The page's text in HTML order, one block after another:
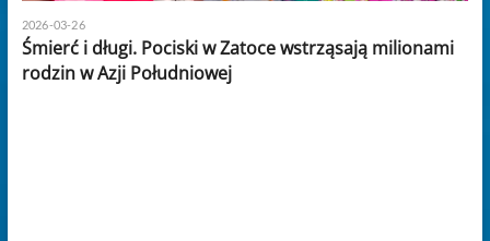
2026-03-26
Śmierć i długi. Pociski w Zatoce wstrząsają milionami
rodzin w Azji Południowej